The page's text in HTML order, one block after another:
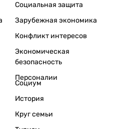
Социальная защита
Зарубежная экономика
Конфликт интересов
Экономическая
безопасность
Персоналии
Социум
История
Круг семьи